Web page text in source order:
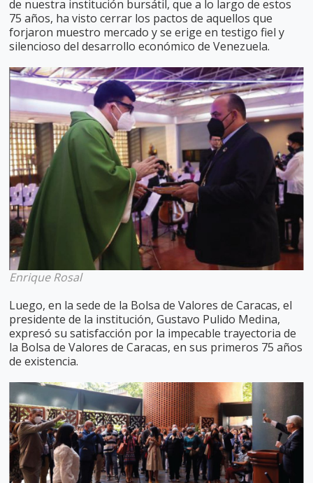
de nuestra institución bursátil, que a lo largo de estos
75 años, ha visto cerrar los pactos de aquellos que
forjaron muestro mercado y se erige en testigo fiel y
silencioso del desarrollo económico de Venezuela.
Enrique Rosal
Luego, en la sede de la Bolsa de Valores de Caracas, el
presidente de la institución, Gustavo Pulido Medina,
expresó su satisfacción por la impecable trayectoria de
la Bolsa de Valores de Caracas, en sus primeros 75 años
de existencia.